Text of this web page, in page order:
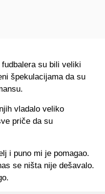
su bili veliki
špekulacijama da su
vladalo veliko
priče da su
i puno mi je pomagao.
se ništa nije dešavalo.